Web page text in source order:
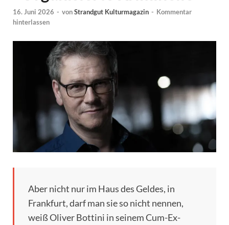
16. Juni 2026 - vonStrandgut Kulturmagazin - Kommentar
hinterlassen
Aber nicht nur im Haus des Geldes, in
Frankfurt, darf man sie so nicht nennen,
weiß Oliver Bottini in seinem Cum-Ex-